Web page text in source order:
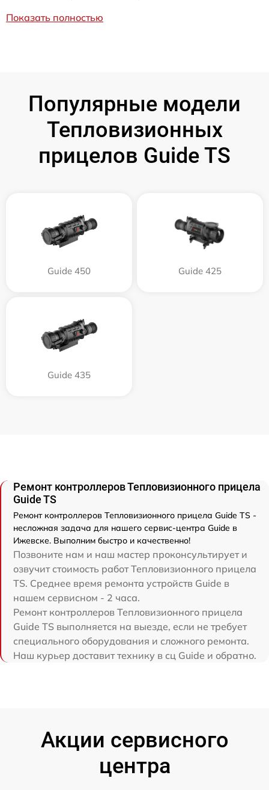
Показать полностью
Популярные модели
Тепловизионных
прицелов Guide TS
Guide 450 Guide 425
Guide 435
Ремонт контроллеров Тепловизионного прицела
Guide TS
Ремонт контроллеров Тепловизионного прицела Guide TS -
несложная задача для нашего сервис-центра Guide в
Ижевске. Выполним быстро и качественно!
Позвоните нам и наш мастер проконсультирует и
озвучит стоимость работ Тепловизионного прицела
TS. Среднее время ремонта устройств Guide в
нашем сервисном - 2 часа.
Ремонт контроллеров Тепловизионного прицела
Guide TS выполняется на выезде, если не требует
специального оборудования и сложного ремонта.
Наш курьер доставит технику в сц Guide и обратно.
Акции сервисного
центра